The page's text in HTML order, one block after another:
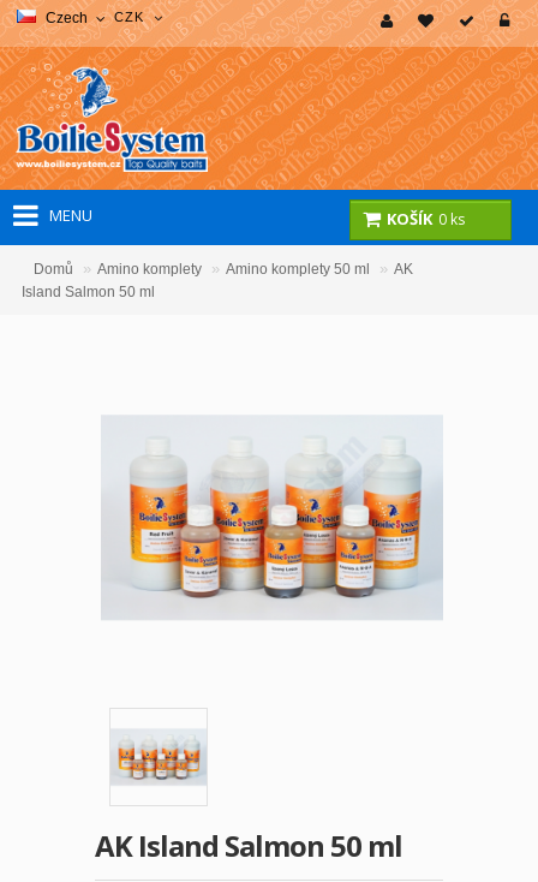
Czech CZK
MENU KOŠÍK 0 ks
Domů » Amino komplety » Amino komplety 50 ml » AK
Island Salmon 50 ml
AK Island Salmon 50 ml